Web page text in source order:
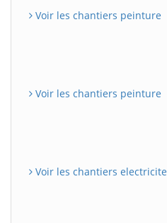
Voir les chantiers peinture
Voir les chantiers peinture
Voir les chantiers electricite